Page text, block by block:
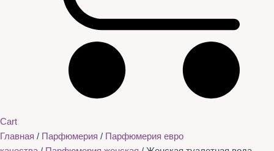
Cart
Главная / Парфюмерия / Парфюмерия евро